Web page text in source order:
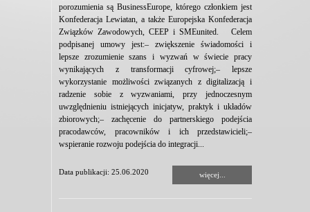
porozumienia są BusinessEurope, którego członkiem jest
Konfederacja Lewiatan, a także Europejska Konfederacja
Związków Zawodowych, CEEP i SMEunited. Celem
podpisanej umowy jest:– zwiększenie świadomości i
lepsze zrozumienie szans i wyzwań w świecie pracy
wynikających z transformacji cyfrowej;– lepsze
wykorzystanie możliwości związanych z digitalizacją i
radzenie sobie z wyzwaniami, przy jednoczesnym
uwzględnieniu istniejących inicjatyw, praktyk i układów
zbiorowych;– zachęcenie do partnerskiego podejścia
pracodawców, pracowników i ich przedstawicieli;–
wspieranie rozwoju podejścia do integracji...
Data publikacji: 25.06.2020 więcej...